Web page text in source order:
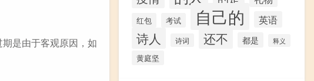
是由于客观原因，如
红包 考试 自己的 英语
诗人 诗词 还不 都是 释义
黄庭坚